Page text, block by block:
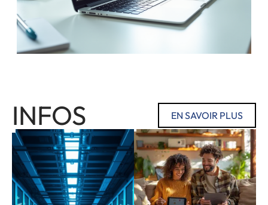
INFOS EN SAVOIR PLUS